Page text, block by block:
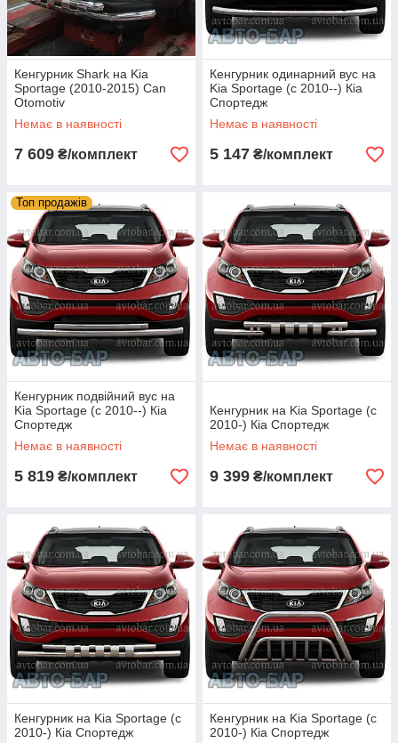
Кенгурник Shark на Kia
Sportage (2010-2015) Can
Otomotiv
Немає в наявності
7 609 ₴/комплект
Кенгурник одинарний вус на
Kia Sportage (c 2010--) Кіа
Спортедж
Немає в наявності
5 147 ₴/комплект
Топ продажів
Кенгурник подвійний вус на
Kia Sportage (c 2010--) Кіа
Спортедж
Немає в наявності
5 819 ₴/комплект
Кенгурник на Kia Sportage (c
2010-) Кіа Спортедж
Немає в наявності
9 399 ₴/комплект
Кенгурник на Kia Sportage (c
2010-) Кіа Спортедж
Кенгурник на Kia Sportage (c
2010-) Кіа Спортедж